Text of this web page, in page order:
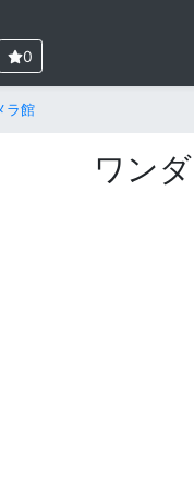
0
ラ館
ワン